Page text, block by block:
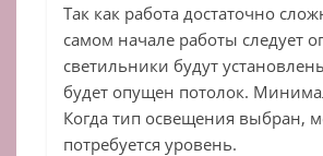
Так как работа достаточно
самом начале работы следует
светильники будут
будет опущен потолок.
Когда тип освещения выбран,
потребуется уровень.